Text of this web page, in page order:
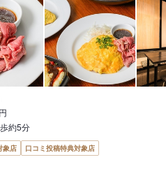
約5分
象店
口コミ投稿特典対象店